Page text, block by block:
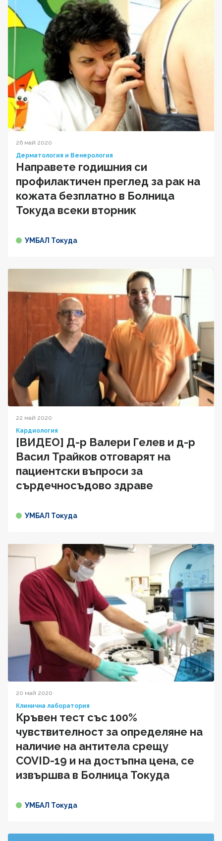
26 май 2020
Дерматология и Венерология
Направете годишния си
профилактичен преглед за рак на
кожата безплатно в Болница
Токуда всеки вторник
УМБАЛ Токуда
22 май 2020
Кардиология
[ВИДЕО] Д-р Валери Гелев и д-р
Васил Трайков отговарят на
пациентски въпроси за
сърдечносъдово здравe
УМБАЛ Токуда
20 май 2020
Клинична лаборатория
Кръвен тест със 100%
чувствителност за определяне на
наличие на антитела срещу
COVID-19 и на достъпна цена, се
извършва в Болница Токуда
УМБАЛ Токуда